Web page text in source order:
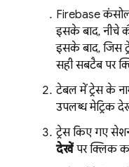
Firebase
इसके बाद, नीचे
इसके बाद, जिस
सही सबटैब पर
टेबल में ट्रेस के
उपलब्ध मेट्रिक
ट्रेस किए गए
देखेंपर क्लिक